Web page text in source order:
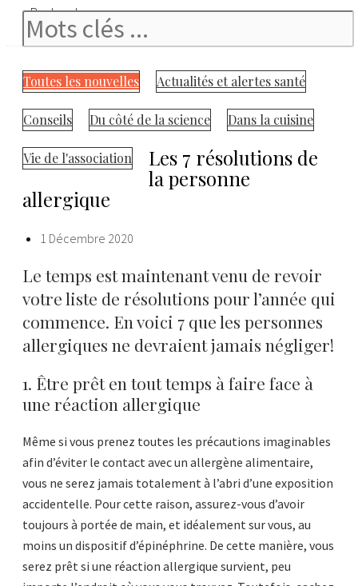
Rechercher
Toutes les nouvelles Actualités et alertes santé
Conseils Du côté de la science Dans la cuisine
Vie de l'association
Les 7 résolutions de
la personne
allergique
1 Décembre 2020
Le temps est maintenant venu de revoir
votre liste de résolutions pour l’année qui
commence. En voici 7 que les personnes
allergiques ne devraient jamais négliger!
1. Être prêt en tout temps à faire face à
une réaction allergique
Même si vous prenez toutes les précautions imaginables
afin d’éviter le contact avec un allergène alimentaire,
vous ne serez jamais totalement à l’abri d’une exposition
accidentelle. Pour cette raison, assurez-vous d’avoir
toujours à portée de main, et idéalement sur vous, au
moins un dispositif d’épinéphrine. De cette manière, vous
serez prêt si une réaction allergique survient, peu